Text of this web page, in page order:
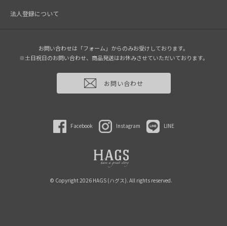
法人登録について
お問い合わせは「フォーム」からのみお受けしております。
※土日祝日のお問い合わせ、商品発送はお休みさせていただいております。
お問い合わせ
Facebook Instagram LINE
© Copyright 2026 HAGS (ハグス). All rights reserved.